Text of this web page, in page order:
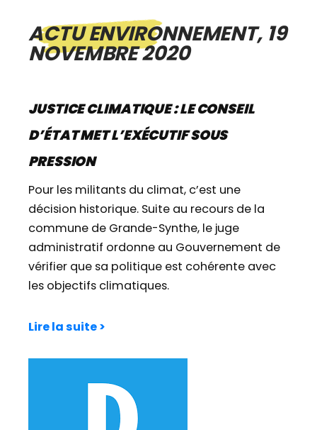
ACTU ENVIRONNEMENT, 19
NOVEMBRE 2020
JUSTICE CLIMATIQUE : LE CONSEIL
D’ÉTAT MET L’EXÉCUTIF SOUS
PRESSION
Pour les militants du climat, c’est une
décision historique. Suite au recours de la
commune de Grande-Synthe, le juge
administratif ordonne au Gouvernement de
vérifier que sa politique est cohérente avec
les objectifs climatiques.
Lire la suite >